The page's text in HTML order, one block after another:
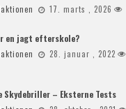
17. marts , 2026
en jagt efterskole?
28. januar , 2022
Skydebriller – Eksterne Tests